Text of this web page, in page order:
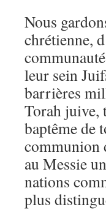
Nous
chrétienne,
leur sein
barrières
Torah juive,
baptême de
communion
au Messie
nations
plus